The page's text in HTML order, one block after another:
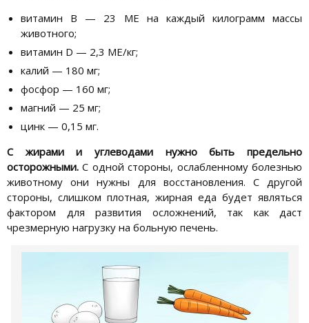
витамин В — 23 МЕ на каждый килограмм массы
животного;
витамин D — 2,3 МЕ/кг;
калий — 180 мг;
фосфор — 160 мг;
магний — 25 мг;
цинк — 0,15 мг.
С жирами и углеводами нужно быть предельно
осторожными. С одной стороны, ослабленному болезнью
животному они нужны для восстановления. С другой
стороны, слишком плотная, жирная еда будет являться
фактором для развития осложнений, так как даст
чрезмерную нагрузку на больную печень.